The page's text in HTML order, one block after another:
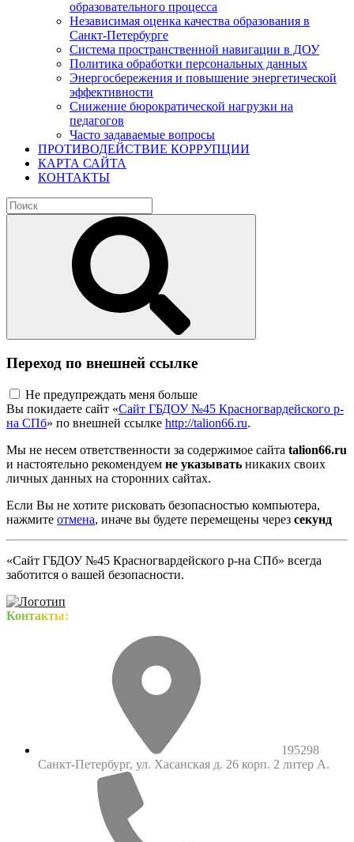
образовательного процесса
Независимая оценка качества образования в
Санкт-Петербурге
Система пространственной навигации в ДОУ
Политика обработки персональных данных
Энергосбережения и повышение энергетической
эффективности
Снижение бюрократической нагрузки на
педагогов
Часто задаваемые вопросы
ПРОТИВОДЕЙСТВИЕ КОРРУПЦИИ
КАРТА САЙТА
КОНТАКТЫ
Переход по внешней ссылке
Не предупреждать меня больше
Вы покидаете сайт «Сайт ГБДОУ №45 Красногвардейского р-
на СПб» по внешней ссылке http://talion66.ru.
Мы не несем ответственности за содержимое сайта talion66.ru
и настоятельно рекомендуем не указывать никаких своих
личных данных на сторонних сайтах.
Если Вы не хотите рисковать безопасностью компьютера,
нажмите отмена, иначе вы будете перемещены через секунд
«Сайт ГБДОУ №45 Красногвардейского р-на СПб» всегда
заботится о вашей безопасности.
Контакты:
195298
Санкт-Петербург, ул. Хасанская д. 26 корп. 2 литер А.